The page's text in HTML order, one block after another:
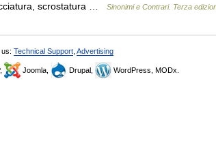
scrostatura … Sinonimi e Contrari. Terza
Technical Support Advertising
Joomla, Drupal, WordPress, MODx.